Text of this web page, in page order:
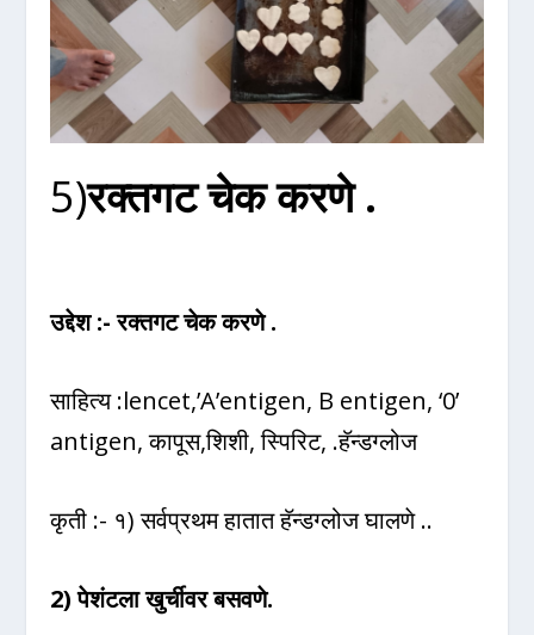
5)रक्तगट चेक करणे .
उद्देश :- रक्तगट चेक करणे .
साहित्य :lencet,’A’entigen, B entigen, ‘0’
antigen, कापूस,शिशी, स्पिरिट, .हॅन्डग्लोज
कृती :- १) सर्वप्रथम हातात हॅन्डग्लोज घालणे ..
2) पेशंटला खुर्चीवर बसवणे.